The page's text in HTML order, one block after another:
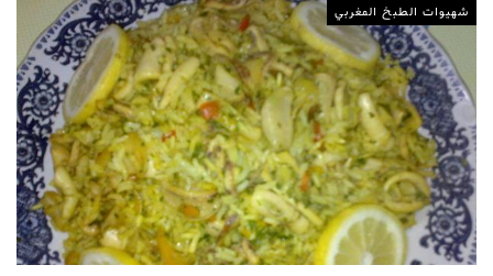
شهيوات الطبخ المغربي